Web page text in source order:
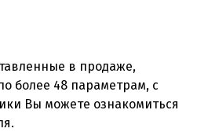
в продаже,
более 48 параметрам, с
Вы можете ознакомиться